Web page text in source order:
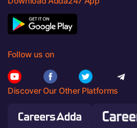
Follow us on
Discover Our Other Platforms